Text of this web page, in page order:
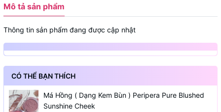
Mô tả sản phẩm
Thông tin sản phẩm đang được cập nhật
CÓ THỂ BẠN THÍCH
Má Hồng ( Dạng Kem Bùn ) Peripera Pure Blushed
Sunshine Cheek